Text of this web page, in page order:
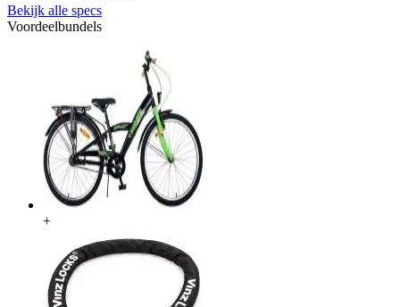
Bekijk alle specs
Voordeelbundels
+